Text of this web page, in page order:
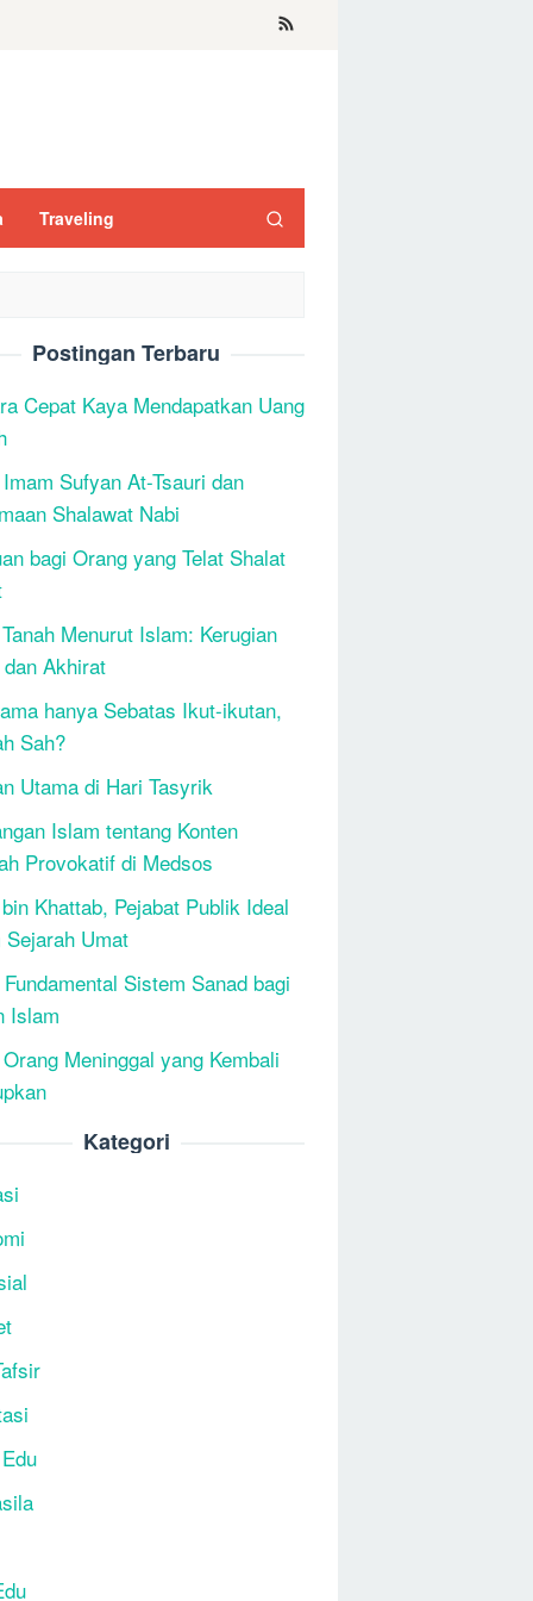
Traveling
Postingan Terbaru
Cepat Kaya Mendapatkan Uang
Sufyan At-Tsauri dan
Shalawat Nabi
bagi Orang yang Telat Shalat
Menurut Islam: Kerugian
Akhirat
hanya Sebatas Ikut-ikutan,
Sah?
Utama di Hari Tasyrik
Islam tentang Konten
Provokatif di Medsos
Khattab, Pejabat Publik Ideal
Sejarah Umat
Fundamental Sistem Sanad bagi
Islam
Meninggal yang Kembali
Kategori